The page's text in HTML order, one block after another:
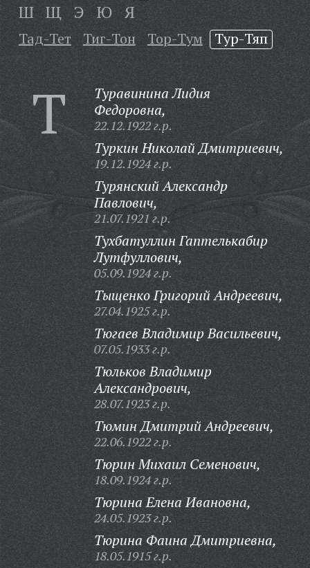
Ш Щ Э Ю Я
Тад-Тет Тиг-Тон Тор-Тум Тур-Тяп
Т
Туравинина Лидия
Федоровна,
22.12.1922 г.р.
Туркин Николай Дмитриевич,
19.12.1924 г.р.
Турянский Александр
Павлович,
21.07.1921 г.р.
Тухбатуллин Гаптелькабир
Лутфуллович,
05.09.1924 г.р.
Тыщенко Григорий Андреевич,
27.04.1925 г.р.
Тюгаев Владимир Васильевич,
07.05.1933 г.р.
Тюльков Владимир
Александрович,
28.07.1923 г.р.
Тюмин Дмитрий Андреевич,
22.06.1922 г.р.
Тюрин Михаил Семенович,
18.09.1924 г.р.
Тюрина Елена Ивановна,
24.05.1923 г.р.
Тюрина Фаина Дмитриевна,
18.05.1915 г.р.